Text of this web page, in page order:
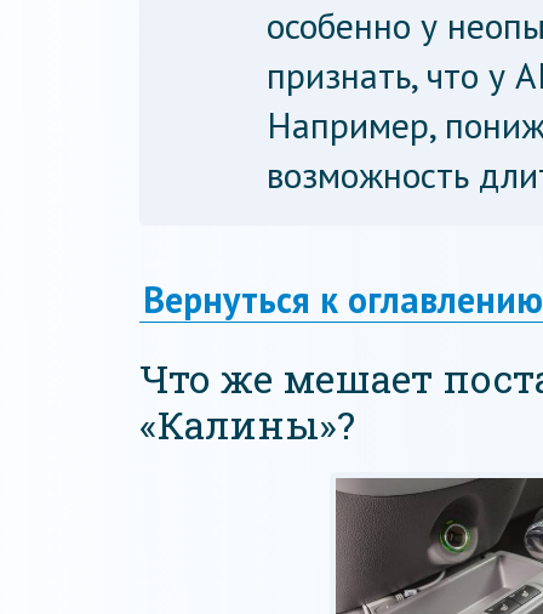
особенно у
признать, что у
Например,
возможность
Вернуться к оглавлению
Что же мешает
«Калины»?